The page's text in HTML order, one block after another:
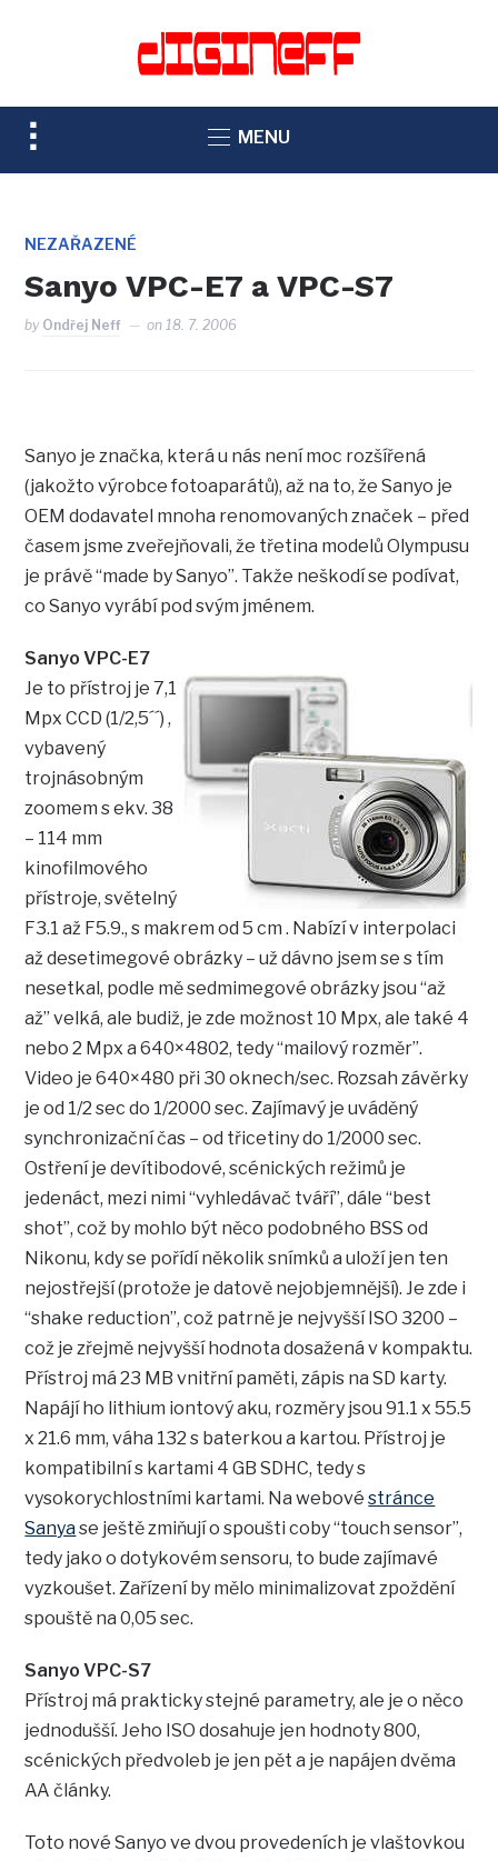
TOGGLE
SIDEBAR
NAVIGATION
MENU
NEZAŘAZENÉ
Sanyo VPC-E7 a VPC-S7
by Ondřej Neff on18. 7. 2006
Sanyo je značka, která u nás není moc rozšířená
(jakožto výrobce fotoaparátů), až na to, že Sanyo je
OEM dodavatel mnoha renomovaných značek – před
časem jsme zveřejňovali, že třetina modelů Olympusu
je právě “made by Sanyo”. Takže neškodí se podívat,
co Sanyo vyrábí pod svým jménem.
Sanyo VPC-E7
Je to přístroj je 7,1
Mpx CCD (1/2,5´´) ,
vybavený
trojnásobným
zoomem s ekv. 38
– 114 mm
kinofilmového
přístroje, světelný
F3.1 až F5.9., s makrem od 5 cm . Nabízí v interpolaci
až desetimegové obrázky – už dávno jsem se s tím
nesetkal, podle mě sedmimegové obrázky jsou “až
až” velká, ale budiž, je zde možnost 10 Mpx, ale také 4
nebo 2 Mpx a 640×4802, tedy “mailový rozměr”.
Video je 640×480 při 30 oknech/sec. Rozsah závěrky
je od 1/2 sec do 1/2000 sec. Zajímavý je uváděný
synchronizační čas – od třicetiny do 1/2000 sec.
Ostření je devítibodové, scénických režimů je
jedenáct, mezi nimi “vyhledávač tváří”, dále “best
shot”, což by mohlo být něco podobného BSS od
Nikonu, kdy se pořídí několik snímků a uloží jen ten
nejostřejší (protože je datově nejobjemnější). Je zde i
“shake reduction”, což patrně je nejvyšší ISO 3200 –
což je zřejmě nejvyšší hodnota dosažená v kompaktu.
Přístroj má 23 MB vnitřní paměti, zápis na SD karty.
Napájí ho lithium iontový aku, rozměry jsou 91.1 x 55.5
x 21.6 mm, váha 132 s baterkou a kartou. Přístroj je
kompatibilní s kartami 4 GB SDHC, tedy s
vysokorychlostními kartami. Na webovéstránce
Sanyase ještě zmiňují o spoušti coby “touch sensor”,
tedy jako o dotykovém sensoru, to bude zajímavé
vyzkoušet. Zařízení by mělo minimalizovat zpoždění
spouště na 0,05 sec.
Sanyo VPC-S7
Přístroj má prakticky stejné parametry, ale je o něco
jednodušší. Jeho ISO dosahuje jen hodnoty 800,
scénických předvoleb je jen pět a je napájen dvěma
AA články.
Toto nové Sanyo ve dvou provedeních je vlaštovkou